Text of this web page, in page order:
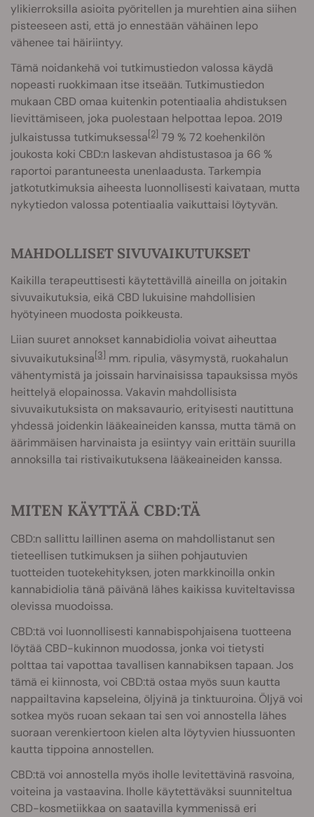
ylikierroksilla asioita pyöritellen ja murehtien aina siihen
pisteeseen asti, että jo ennestään vähäinen lepo
vähenee tai häiriintyy.
Tämä noidankehä voi tutkimustiedon valossa käydä
nopeasti ruokkimaan itse itseään. Tutkimustiedon
mukaan CBD omaa kuitenkin potentiaalia ahdistuksen
lievittämiseen, joka puolestaan helpottaa lepoa. 2019
julkaistussa tutkimuksessa[2] 79 % 72 koehenkilön
joukosta koki CBD:n laskevan ahdistustasoa ja 66 %
raportoi parantuneesta unenlaadusta. Tarkempia
jatkotutkimuksia aiheesta luonnollisesti kaivataan, mutta
nykytiedon valossa potentiaalia vaikuttaisi löytyvän.
MAHDOLLISET SIVUVAIKUTUKSET
Kaikilla terapeuttisesti käytettävillä aineilla on joitakin
sivuvaikutuksia, eikä CBD lukuisine mahdollisien
hyötyineen muodosta poikkeusta.
Liian suuret annokset kannabidiolia voivat aiheuttaa
sivuvaikutuksina[3] mm. ripulia, väsymystä, ruokahalun
vähentymistä ja joissain harvinaisissa tapauksissa myös
heittelyä elopainossa. Vakavin mahdollisista
sivuvaikutuksista on maksavaurio, erityisesti nautittuna
yhdessä joidenkin lääkeaineiden kanssa, mutta tämä on
äärimmäisen harvinaista ja esiintyy vain erittäin suurilla
annoksilla tai ristivaikutuksena lääkeaineiden kanssa.
MITEN KÄYTTÄÄ CBD:TÄ
CBD:n sallittu laillinen asema on mahdollistanut sen
tieteellisen tutkimuksen ja siihen pohjautuvien
tuotteiden tuotekehityksen, joten markkinoilla onkin
kannabidiolia tänä päivänä lähes kaikissa kuviteltavissa
olevissa muodoissa.
CBD:tä voi luonnollisesti kannabispohjaisena tuotteena
löytää CBD-kukinnon muodossa, jonka voi tietysti
polttaa tai vapottaa tavallisen kannabiksen tapaan. Jos
tämä ei kiinnosta, voi CBD:tä ostaa myös suun kautta
nappailtavina kapseleina, öljyinä ja tinktuuroina. Öljyä voi
sotkea myös ruoan sekaan tai sen voi annostella lähes
suoraan verenkiertoon kielen alta löytyvien hiussuonten
kautta tippoina annostellen.
CBD:tä voi annostella myös iholle levitettävinä rasvoina,
voiteina ja vastaavina. Iholle käytettäväksi suunniteltua
CBD-kosmetiikkaa on saatavilla kymmenissä eri